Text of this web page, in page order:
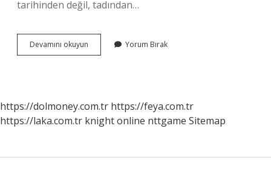
tarihinden değil, tadından…
Devamını okuyun
Açılmamış
Yorum Bırak
https://dolmoney.com.tr https://feya.com.tr
https://laka.com.tr knight online nttgame Sitemap